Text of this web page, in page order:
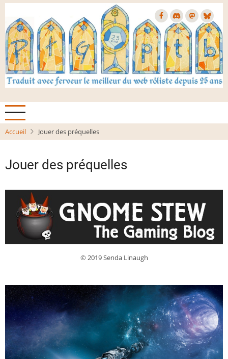
Aller
contenu
principal
Accueil Jouer des préquelles
Jouer des préquelles
© 2019 Senda Linaugh